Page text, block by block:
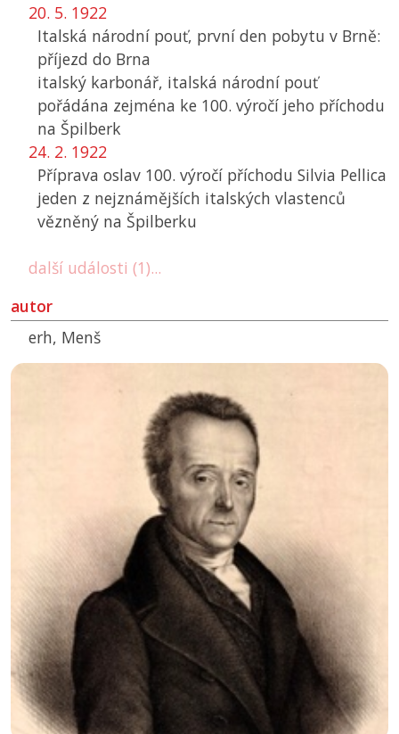
20. 5. 1922
Italská národní pouť, první den pobytu v Brně:
příjezd do Brna
italský karbonář, italská národní pouť
pořádána zejména ke 100. výročí jeho příchodu
na Špilberk
24. 2. 1922
Příprava oslav 100. výročí příchodu Silvia Pellica
jeden z nejznámějších italských vlastenců
vězněný na Špilberku
další události (1)...
autor
erh, Menš